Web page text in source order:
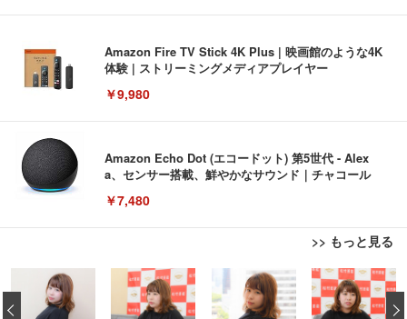
Amazon Fire TV Stick 4K Plus | 映画館のような4K
体験 | ストリーミングメディアプレイヤー
￥9,980
Amazon Echo Dot (エコードット) 第5世代 - Alex
a、センサー搭載、鮮やかなサウンド｜チャコール
￥7,480
>> もっと見る
[EdoErgo] オフィスチェア 椅子 テレワーク 疲れな
い 跳ね上げ式アームレスト コンパクト 約105度ロッ
キング pc 事務椅子 360度回転 座面昇降 強化ナイロ
EIZO ビジネス向けプレミアムモニター | FlexScan
EV3240X-WT | 31.5型4K UHD・USB Type-C・ホワ
イト
Amazonベーシック ペットシーツ 薄型 レギュラー 1
回使い捨て 無香料 ホワイト 300枚
‹